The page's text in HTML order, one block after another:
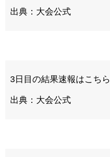
出典：大会公式
3日目の結果速報はこちら
出典：大会公式